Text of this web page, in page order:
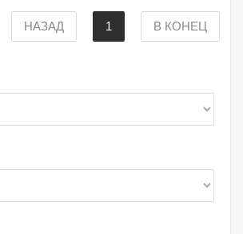
НАЗАД 1 В КОНЕЦ